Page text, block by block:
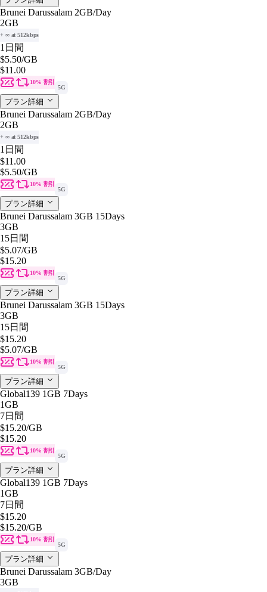
Brunei Darussalam 2GB/Day
2GB
+ ∞ at 512kbps
1日間
$5.50/GB
$11.00
10% 割引
5G
プラン詳細
Brunei Darussalam 2GB/Day
2GB
+ ∞ at 512kbps
1日間
$11.00
$5.50/GB
10% 割引
5G
プラン詳細
Brunei Darussalam 3GB 15Days
3GB
15日間
$5.07/GB
$15.20
10% 割引
5G
プラン詳細
Brunei Darussalam 3GB 15Days
3GB
15日間
$15.20
$5.07/GB
10% 割引
5G
プラン詳細
Global139 1GB 7Days
1GB
7日間
$15.20/GB
$15.20
10% 割引
5G
プラン詳細
Global139 1GB 7Days
1GB
7日間
$15.20
$15.20/GB
10% 割引
5G
プラン詳細
Brunei Darussalam 3GB/Day
3GB